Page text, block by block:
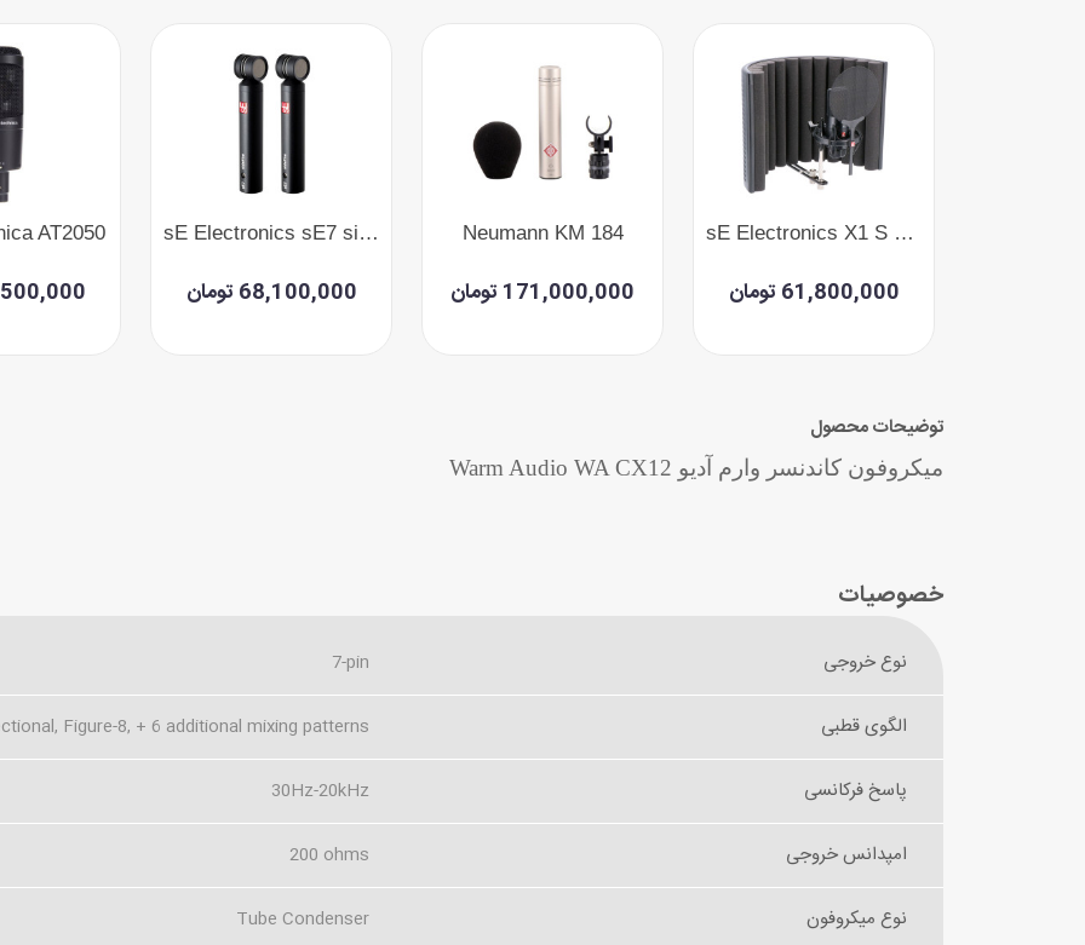
AT2050
51,500,000
sE Electronics sE7 sideFire Pair
68,100,000 تومان
Neumann KM 184
171,000,000 تومان
sE Electronics X1 S Studio Bundle
61,800,000 تومان
توضیحات محصول
میکروفون کاندنسر وارم آدیو Warm Audio WA CX12
خصوصیات
نوع خروجی 7-pin
الگوی قطبی Figure-8, + 6 additional mixing patterns
پاسخ فرکانسی 30Hz-20kHz
امپدانس خروجی 200 ohms
نوع میکروفون Tube Condenser